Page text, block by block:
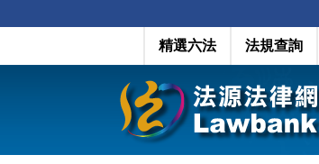
精選六法 法規查詢